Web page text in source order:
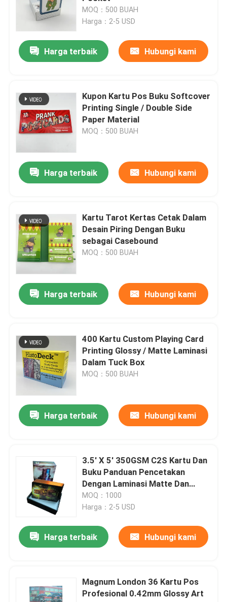
Produk
Tentang kami
Hubungi kami
Berita
Permintaan Penawaran
Percetakan Buku Meja Kopi
Pencetakan Kartu Tarot
Pencetakan Buku Novel
Layanan Pencetakan Buku teks
Pencetakan Buku Seni Hardcover
Pencetakan Jurnal Khusus
MOQ：500 BUAH
Harga：2-5 USD
Harga terbaik Hubungi kami
Kupon Kartu Pos Buku Softcover
Printing Single / Double Side
Paper Material
MOQ：500 BUAH
Harga terbaik Hubungi kami
Kartu Tarot Kertas Cetak Dalam
Desain Piring Dengan Buku
sebagai Casebound
MOQ：500 BUAH
Harga terbaik Hubungi kami
400 Kartu Custom Playing Card
Printing Glossy / Matte Laminasi
Dalam Tuck Box
MOQ：500 BUAH
Harga terbaik Hubungi kami
3.5' X 5' 350GSM C2S Kartu Dan
Buku Panduan Pencetakan
Dengan Laminasi Matte Dan
2.5mm Greyboard Foiled
Top/Bottom Box
MOQ：1000
Harga：2-5 USD
Harga terbaik Hubungi kami
Magnum London 36 Kartu Pos
Profesional 0.42mm Glossy Art